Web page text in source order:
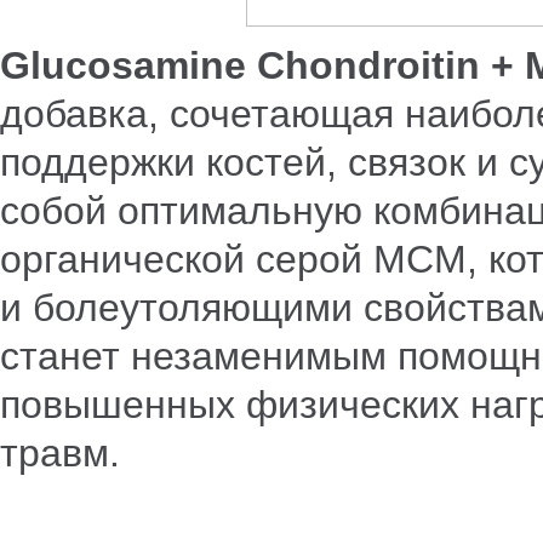
Glucosamine Chondroitin +
добавка, сочетающая
поддержки костей, связок и
собой оптимальную
органической серой МСМ,
и болеутоляющими
станет незаменимым
повышенных физических
травм.